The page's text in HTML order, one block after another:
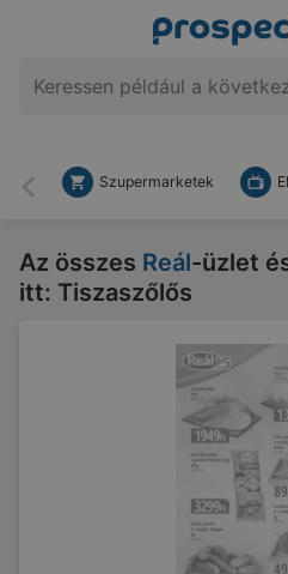
Vissza
Szupermarketek
Az összes Reál-üzlet
itt: Tiszaszőlős